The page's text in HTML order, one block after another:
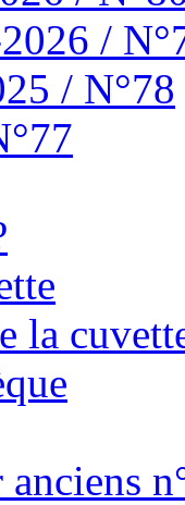
/
/ N°78
la